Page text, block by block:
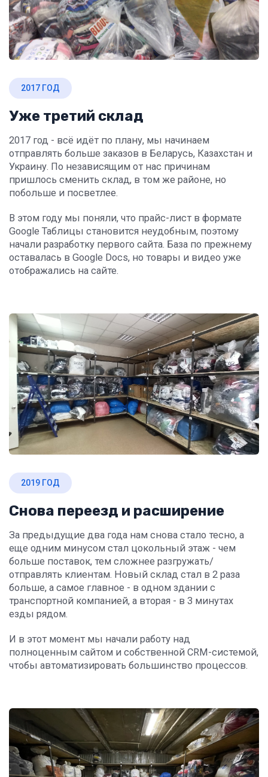
2017 ГОД
Уже третий склад
2017 год - всё идёт по плану, мы начинаем
отправлять больше заказов в Беларусь, Казахстан и
Украину. По независящим от нас причинам
пришлось сменить склад, в том же районе, но
побольше и посветлее.
В этом году мы поняли, что прайс-лист в формате
Google Таблицы становится неудобным, поэтому
начали разработку первого сайта. База по прежнему
оставалась в Google Docs, но товары и видео уже
отображались на сайте.
2019 ГОД
Снова переезд и расширение
За предыдущие два года нам снова стало тесно, а
еще одним минусом стал цокольный этаж - чем
больше поставок, тем сложнее разгружать/
отправлять клиентам. Новый склад стал в 2 раза
больше, а самое главное - в одном здании с
транспортной компанией, а вторая - в 3 минутах
езды рядом.
И в этот момент мы начали работу над
полноценным сайтом и собственной CRM-системой,
чтобы автоматизировать большинство процессов.